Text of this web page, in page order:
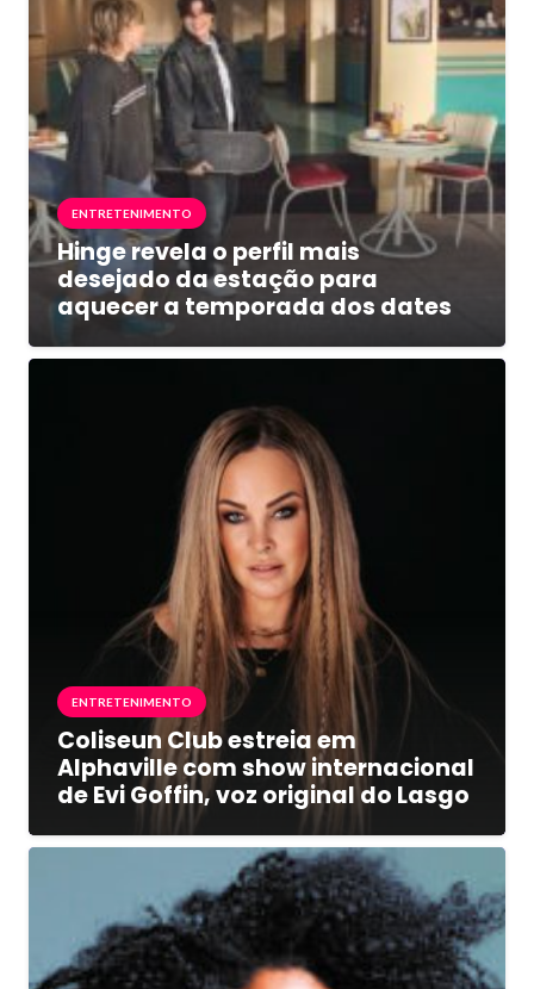
ENTRETENIMENTO
Hinge revela o perfil mais
desejado da estação para
aquecer a temporada dos dates
ENTRETENIMENTO
Coliseun Club estreia em
Alphaville com show internacional
de Evi Goffin, voz original do Lasgo